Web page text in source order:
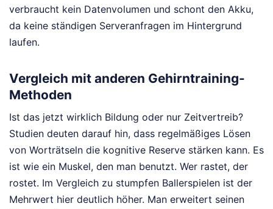
verbraucht kein Datenvolumen und schont den Akku,
da keine ständigen Serveranfragen im Hintergrund
laufen.
Vergleich mit anderen Gehirntraining-
Methoden
Ist das jetzt wirklich Bildung oder nur Zeitvertreib?
Studien deuten darauf hin, dass regelmäßiges Lösen
von Worträtseln die kognitive Reserve stärken kann. Es
ist wie ein Muskel, den man benutzt. Wer rastet, der
rostet. Im Vergleich zu stumpfen Ballerspielen ist der
Mehrwert hier deutlich höher. Man erweitert seinen